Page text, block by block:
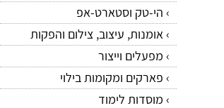
הי-טק וסטארט-אפ
אומנות, עיצוב, צילום והפקות
מפעלים וייצור
פארקים ומקומות בילוי
מוסדות לימוד